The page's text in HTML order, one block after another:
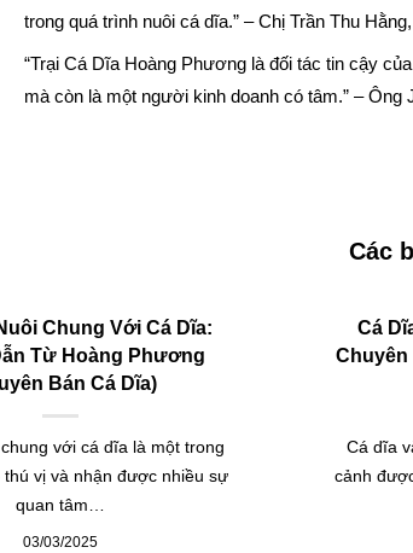
trong quá trình nuôi cá dĩa.” – Chị Trần Thu
“Trại Cá Dĩa Hoàng Phương là đối tác tin cậy
mà còn là một người kinh doanh có tâm.” –
Các
Chung Với Cá Dĩa:
Từ Hoàng Phương
Bán Cá Dĩa)
với cá dĩa là một trong
thú vị và nhận được nhiều sự
quan tâm…
03/03/2025
Cá
Chuyên
Cá dĩa
cảnh